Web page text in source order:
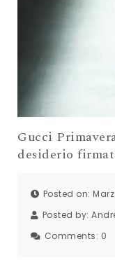
Gucci
desiderio
Posted on:
Posted by:
Comments: 0